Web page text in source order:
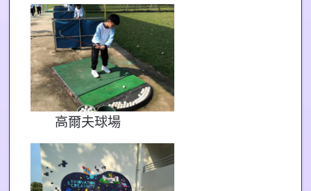
高爾夫球場